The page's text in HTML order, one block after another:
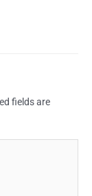
fields are